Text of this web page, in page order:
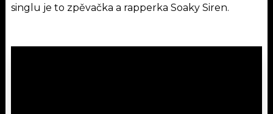
singlu je to zpěvačka a rapperka Soaky Siren.